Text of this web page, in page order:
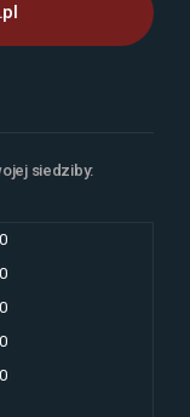
siedziby: